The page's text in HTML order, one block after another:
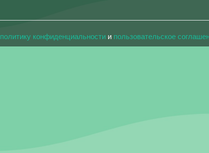
политику конфиденциальности и пользовательское